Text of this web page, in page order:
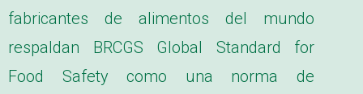
fabricantes de alimentos del mundo
respaldan BRCGS Global Standard for
Food Safety como una norma de